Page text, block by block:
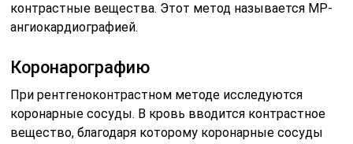
контрастные вещества. Этот метод называется МР-
ангиокардиографией.
Коронарографию
При рентгеноконтрастном методе исследуются
коронарные сосуды. В кровь вводится контрастное
вещество, благодаря которому коронарные сосуды